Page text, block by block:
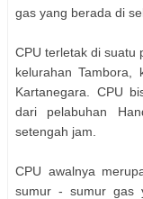
gas yang berada di
CPU terletak di suatu
kelurahan Tambora,
Kartanegara. CPU
dari pelabuhan
setengah jam.
CPU awalnya
sumur - sumur gas